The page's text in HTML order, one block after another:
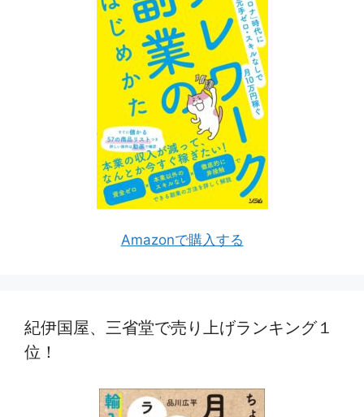
Amazonで購入する
紀伊国屋、三省堂で売り上げランキング１
位！